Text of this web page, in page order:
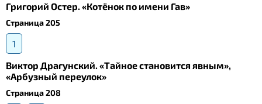
Григорий Остер. «Котёнок по имени Гав»
Страница 205
1
Виктор Драгунский. «Тайное становится явным»,
«Арбузный переулок»
Страница 208